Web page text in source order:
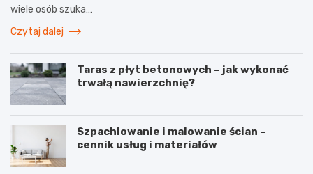
wiele osób szuka…
Czytaj dalej
Taras z płyt betonowych – jak wykonać
trwałą nawierzchnię?
Szpachlowanie i malowanie ścian –
cennik usług i materiałów